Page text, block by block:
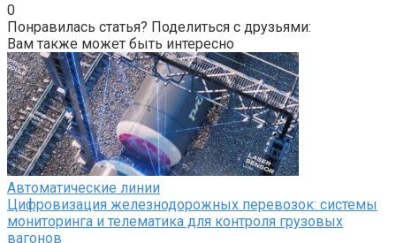
0
Понравилась статья? Поделиться с друзьями:
Вам также может быть интересно
Автоматические линии
Цифровизация железнодорожных перевозок: системы
мониторинга и телематика для контроля грузовых
вагонов